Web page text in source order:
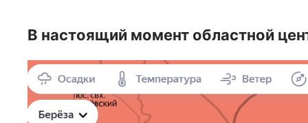
В настоящий момент областной